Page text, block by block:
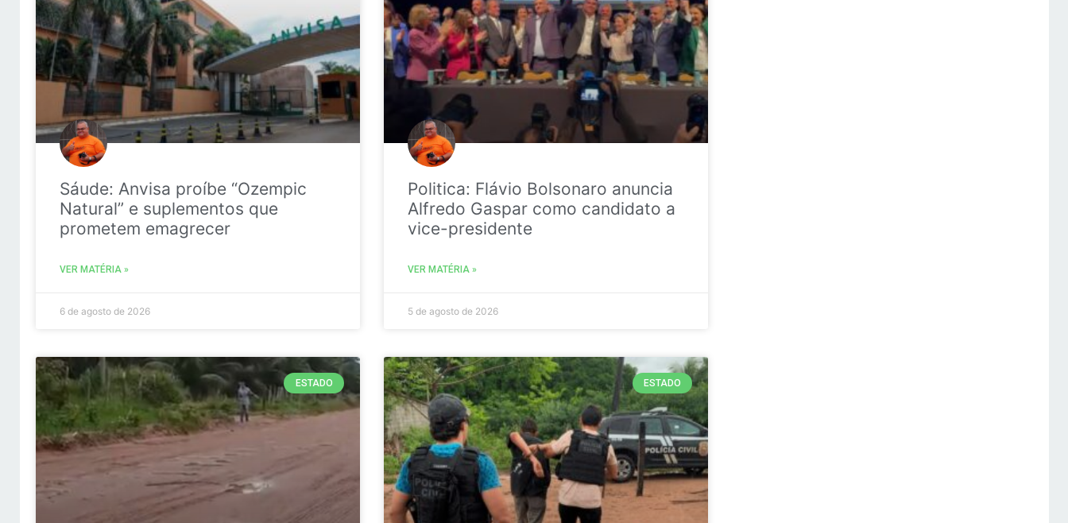
Sáude: Anvisa proíbe “Ozempic
Natural” e suplementos que
prometem emagrecer
VER MATÉRIA »
6 de agosto de 2026
Politica: Flávio Bolsonaro anuncia
Alfredo Gaspar como candidato a
vice-presidente
VER MATÉRIA »
5 de agosto de 2026
ESTADO ESTADO